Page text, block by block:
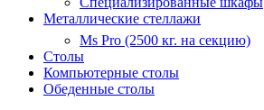
Металлические стеллажи
Ms Pro (2500 кг. на секцию)
Столы
Компьютерные столы
Обеденные столы